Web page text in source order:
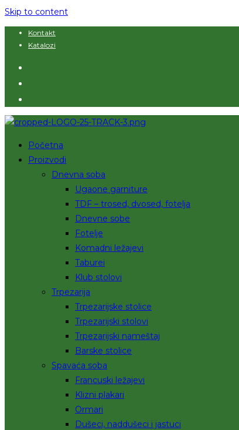
Skip to content
Kontakt
Katalozi
Početna
Proizvodi
Dnevna soba
Ugaone garniture
TDF – trosed, dvosed, fotelja
Dnevne sobe
Fotelje
Komadni ležajevi
Taburei
Klub stolovi
Trpezarija
Trpezarijske stolice
Trpezarijski stolovi
Trpezarijski nameštaj
Barske stolice
Spavaća soba
Francuski ležajevi
Klizni plakari
Ormari
Dušeci, naddušeci i jastuci